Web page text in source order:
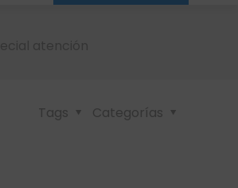
Categorías
Tags